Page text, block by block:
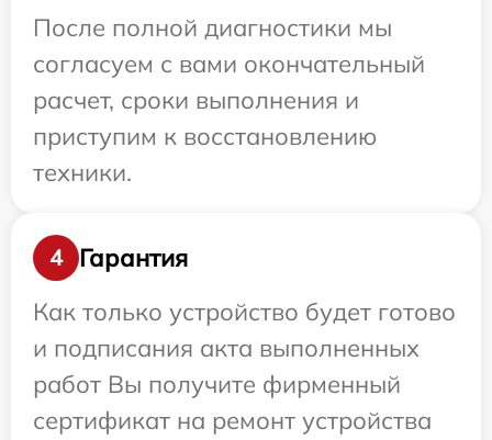
После полной диагностики мы
согласуем с вами окончательный
расчет, сроки выполнения и
приступим к восстановлению
техники.
4
Гарантия
Как только устройство будет готово
и подписания акта выполненных
работ Вы получите фирменный
сертификат на ремонт устройства